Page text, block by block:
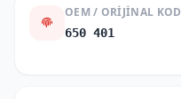
OEM / ORIJINAL KOD
650 401